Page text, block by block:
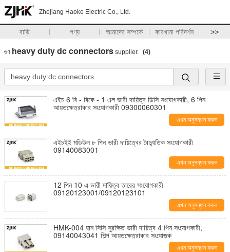
Zhejiang Haoke Electric Co., Ltd.
বাড়ি পণ্য আমাদের সম্পর্কে কারখানা পরিদর্শন >>
গুণ heavy duty dc connectors supplier. (4)
এইচ 6 বি - বিকে - 1 এল ভারী দায়িত্ব ডিসি সংযোগকারী, 6 পিন
আয়তক্ষেত্রাকার সংযোগকারী 09300060301
এখন অনুসন্ধান করুন
এইচইই মডিউল ৮ পিন ভারী দায়িত্বের বৈদ্যুতিক সংযোগকারী
09140083001
এখন অনুসন্ধান করুন
12 পিন 10 এ ভারী দায়িত্ব তারের সংযোগকারী
09120123001/09120123101
এখন অনুসন্ধান করুন
HMK-004 হান সিসি সুরক্ষিত ভারী দায়িত্ব 4 পিন সংযোগকারী,
09140043041 শিল্প আয়তক্ষেত্রাকার সংযোজক
এখন অনুসন্ধান করুন